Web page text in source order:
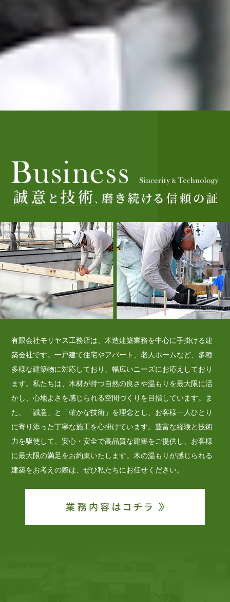
有限会社モリヤス工務店は、木造建築業務を中心に手掛ける建
築会社です。一戸建て住宅やアパート、老人ホームなど、多種
多様な建築物に対応しており、幅広いニーズにお応えしており
ます。私たちは、木材が持つ自然の良さや温もりを最大限に活
かし、心地よさを感じられる空間づくりを目指しています。ま
た、「誠意」と「確かな技術」を理念とし、お客様一人ひとり
に寄り添った丁寧な施工を心掛けています。豊富な経験と技術
力を駆使して、安心・安全で高品質な建築をご提供し、お客様
に最大限の満足をお約束いたします。木の温もりが感じられる
建築をお考えの際は、ぜひ私たちにお任せください。